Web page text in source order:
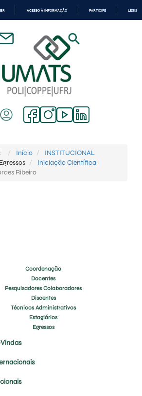
CONTEÚDO
ACESSO À INFORMAÇÃO PARTICIPE
Início
INSTITUCIONAL
Egressos
Iniciação Científica
Ribeiro
Coordenação
Docentes
Pesquisadores Colaboradores
Discentes
Técnicos Administrativos
Estagiários
Egressos